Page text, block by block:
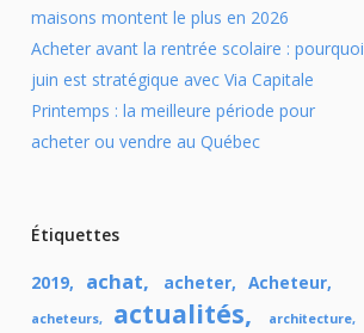
maisons montent le plus en 2026
Acheter avant la rentrée scolaire : pourquoi
juin est stratégique avec Via Capitale
Printemps : la meilleure période pour
acheter ou vendre au Québec
Étiquettes
2019 achat acheter Acheteur
acheteurs actualités
architecture